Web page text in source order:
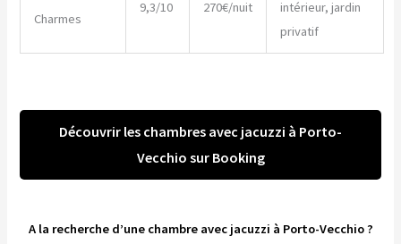
Charmes
9,3/10 270€/nuit
intérieur, jardin
privatif
Découvrir les chambres avec jacuzzi à Porto-
Vecchio sur Booking
A la recherche d’une chambre avec jacuzzi à Porto-Vecchio ?